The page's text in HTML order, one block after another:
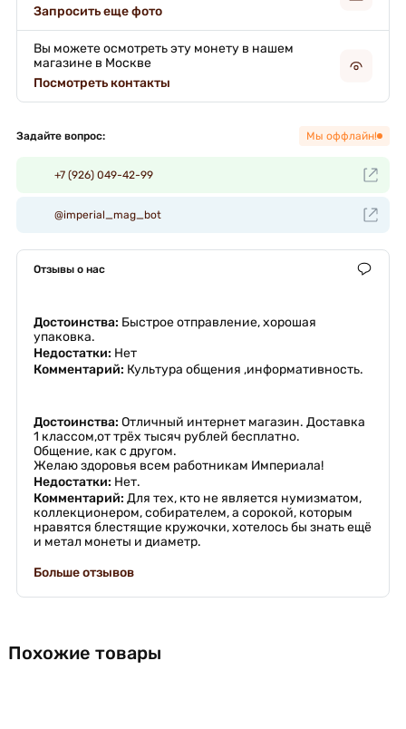
Запросить еще фото
Вы можете осмотреть эту монету в нашем
магазине в Москве
Посмотреть контакты
Задайте вопрос: Мы оффлайн!
+7 (926) 049-42-99
@imperial_mag_bot
Отзывы о нас
Достоинства: Быстрое отправление, хорошая
упаковка.
Недостатки: Нет
Комментарий: Культура общения ,информативность.
Достоинства: Отличный интернет магазин. Доставка
1 классом,от трёх тысяч рублей бесплатно.
Общение, как с другом.
Желаю здоровья всем работникам Империала!
Недостатки: Нет.
Комментарий: Для тех, кто не является нумизматом,
коллекционером, собирателем, а сорокой, которым
нравятся блестящие кружочки, хотелось бы знать ещё
и метал монеты и диаметр.
Больше отзывов
Похожие товары